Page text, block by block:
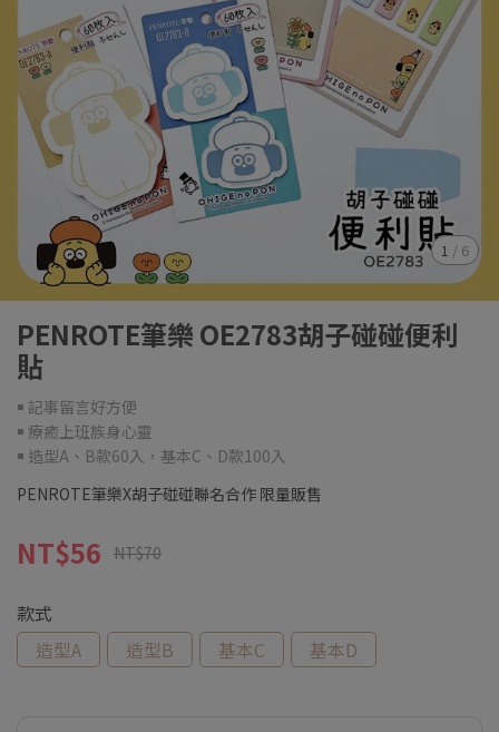
1 / 6
PENROTE筆樂 OE2783胡子碰碰便利
貼
￭ 記事留言好方便
￭ 療癒上班族身心靈
￭ 造型A、B款60入，基本C、D款100入
PENROTE筆樂X胡子碰碰聯名合作 限量販售
NT$56 NT$70
款式
造型A
造型B 基本C 基本D